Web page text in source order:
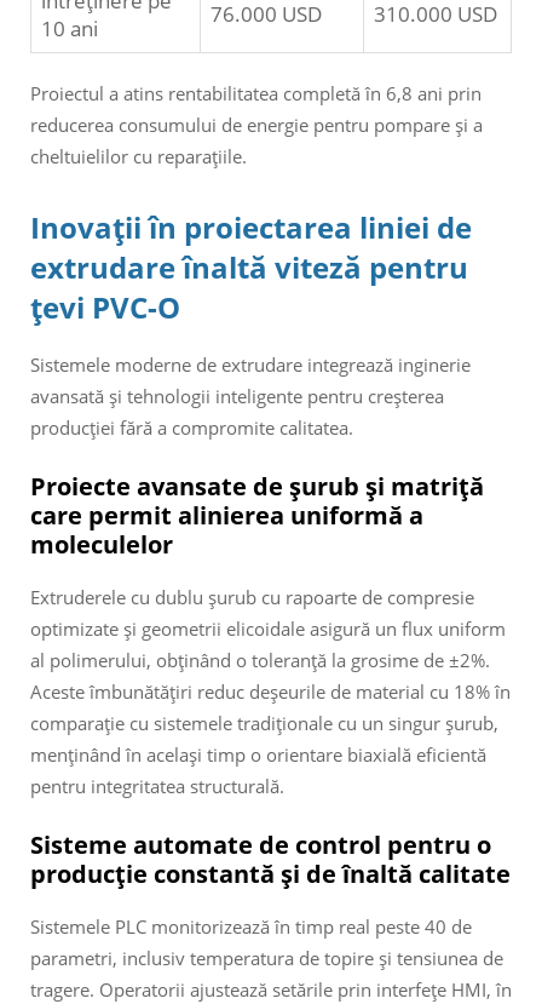
10 ani
76.000 USD 310.000 USD
Proiectul a atins rentabilitatea completă în 6,8 ani prin
reducerea consumului de energie pentru pompare și a
cheltuielilor cu reparațiile.
Inovații în proiectarea liniei de
extrudare înaltă viteză pentru
țevi PVC-O
Sistemele moderne de extrudare integrează inginerie
avansată și tehnologii inteligente pentru creșterea
producției fără a compromite calitatea.
Proiecte avansate de șurub și matriță
care permit alinierea uniformă a
moleculelor
Extruderele cu dublu şurub cu rapoarte de compresie
optimizate și geometrii elicoidale asigură un flux uniform
al polimerului, obținând o toleranță la grosime de ±2%.
Aceste îmbunătățiri reduc deșeurile de material cu 18% în
comparație cu sistemele tradiționale cu un singur şurub,
menținând în același timp o orientare biaxială eficientă
pentru integritatea structurală.
Sisteme automate de control pentru o
producție constantă și de înaltă calitate
Sistemele PLC monitorizează în timp real peste 40 de
parametri, inclusiv temperatura de topire și tensiunea de
tragere. Operatorii ajustează setările prin interfețe HMI, în